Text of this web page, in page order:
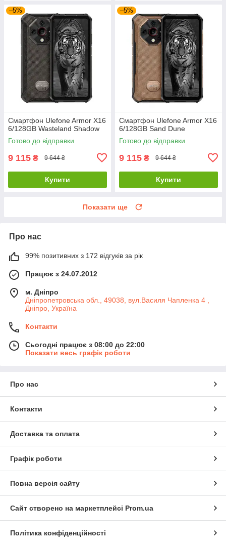
–5%
Смартфон Ulefone Armor X16
6/128GB Wasteland Shadow
Готово до відправки
9 115 ₴ 9 644 ₴
Купити
–5%
Смартфон Ulefone Armor X16
6/128GB Sand Dune
Готово до відправки
9 115 ₴ 9 644 ₴
Купити
Показати ще
Про нас
99% позитивних з 172 відгуків за рік
Працює з 24.07.2012
м. Дніпро
Дніпропетровська обл., 49038, вул.Василя Чапленка 4 ,
Дніпро, Україна
Контакти
Сьогодні працює з 08:00 до 22:00
Показати весь графік роботи
Про нас
Контакти
Доставка та оплата
Графік роботи
Повна версія сайту
Сайт створено на маркетплейсі Prom.ua
Політика конфіденційності